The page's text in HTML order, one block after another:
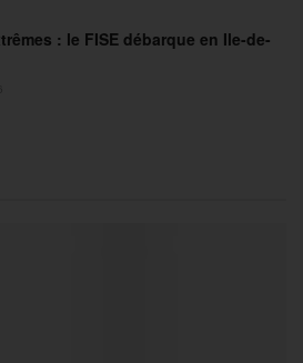
: le FISE débarque en Ile-de-